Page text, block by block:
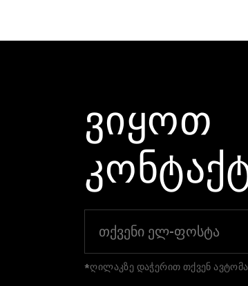
ᲕᲘᲧᲝᲗ
*ღილაკზე დაჭერით თქვენ